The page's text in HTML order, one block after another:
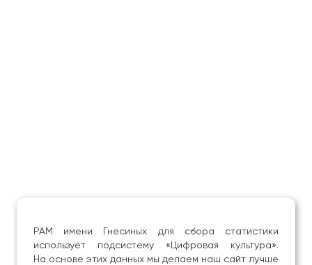
РАМ имени Гнесиных для сбора статистики
использует подсистему «Цифровая культура».
На основе этих данных мы делаем наш сайт лучше